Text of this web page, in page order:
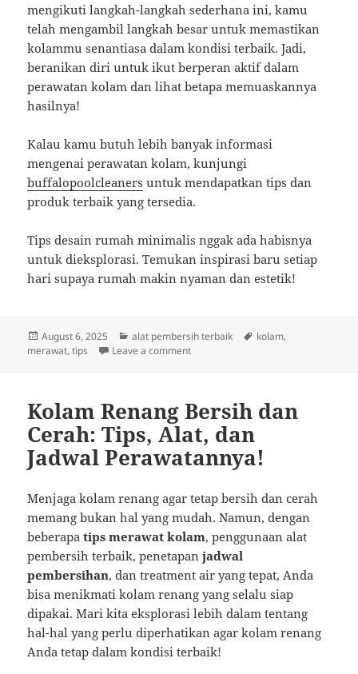
mengikuti langkah-langkah sederhana ini, kamu
telah mengambil langkah besar untuk memastikan
kolammu senantiasa dalam kondisi terbaik. Jadi,
beranikan diri untuk ikut berperan aktif dalam
perawatan kolam dan lihat betapa memuaskannya
hasilnya!
Kalau kamu butuh lebih banyak informasi
mengenai perawatan kolam, kunjungi
buffalopoolcleaners untuk mendapatkan tips dan
produk terbaik yang tersedia.
Tips desain rumah minimalis nggak ada habisnya
untuk dieksplorasi. Temukan inspirasi baru setiap
hari supaya rumah makin nyaman dan estetik!
Posted
on
August 6, 2025 Categories
alat pembersih terbaik Tags
kolam,
merawat,tips Leave a commenton Rahasia Kolam Bersih: Tips Asyik
Kolam Renang Bersih dan
Cerah: Tips, Alat, dan
Jadwal Perawatannya!
Menjaga kolam renang agar tetap bersih dan cerah
memang bukan hal yang mudah. Namun, dengan
beberapatips merawat kolam, penggunaan alat
pembersih terbaik, penetapanjadwal
pembersihan, dan treatment air yang tepat, Anda
bisa menikmati kolam renang yang selalu siap
dipakai. Mari kita eksplorasi lebih dalam tentang
hal-hal yang perlu diperhatikan agar kolam renang
Anda tetap dalam kondisi terbaik!